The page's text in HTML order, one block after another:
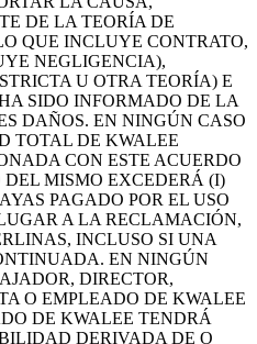
DE LA TEORÍA DE
QUE INCLUYE CONTRATO,
NEGLIGENCIA),
U OTRA TEORÍA) E
SIDO INFORMADO DE LA
DAÑOS. EN NINGÚN CASO
TOTAL DE KWALEE
CON ESTE ACUERDO
DEL MISMO EXCEDERÁ (I)
PAGADO POR EL USO
A LA RECLAMACIÓN,
INCLUSO SI UNA
EN NINGÚN
DIRECTOR,
O EMPLEADO DE KWALEE
DE KWALEE TENDRÁ
DERIVADA DE O